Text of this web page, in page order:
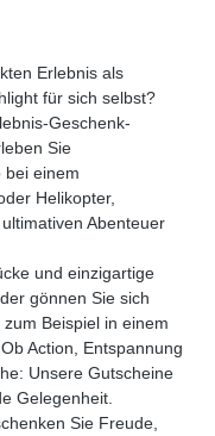
Erlebnis als
für sich selbst?
Geschenk-
Sie
bei einem
Helikopter,
Abenteuer
und einzigartige
gönnen Sie sich
Beispiel in einem
Action, Entspannung
Unsere Gutscheine
Gelegenheit.
Sie Freude,